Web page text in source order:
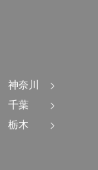
神奈川
千葉
栃木